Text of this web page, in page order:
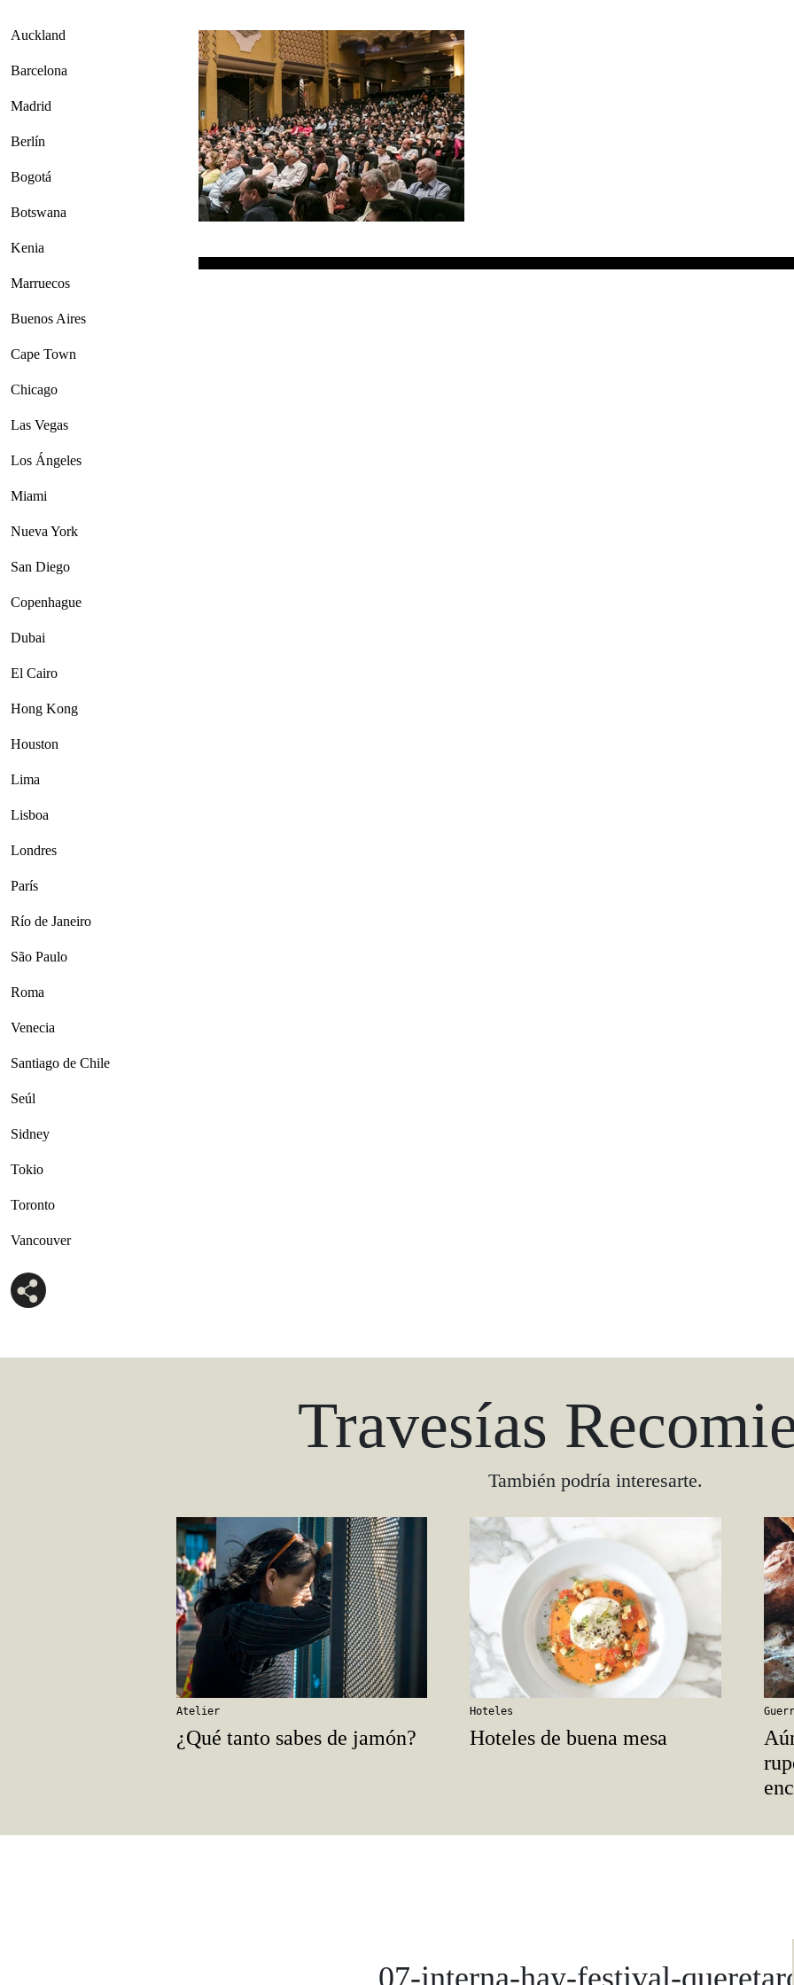
Auckland
Barcelona
Madrid
Berlín
Bogotá
Botswana
Kenia
Marruecos
Buenos Aires
Cape Town
Chicago
Las Vegas
Los Ángeles
Miami
Nueva York
San Diego
Copenhague
Dubai
El Cairo
Hong Kong
Houston
Lima
Lisboa
Londres
París
Río de Janeiro
São Paulo
Roma
Venecia
Santiago de Chile
Seúl
Sidney
Tokio
Toronto
Vancouver
Travesías
También podría interesarte.
Atelier
¿Qué tanto sabes de jamón?
Hoteles
Hoteles de buena mesa